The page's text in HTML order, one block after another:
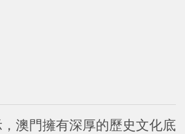
澳門擁有深厚的歷史文化底